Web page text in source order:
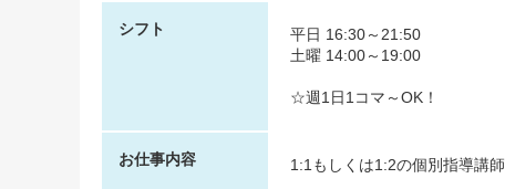
シフト
平日 16:30～21:50
土曜 14:00～19:00
☆週1日1コマ～OK！
お仕事内容 1:1もしくは1:2の個別指導講師